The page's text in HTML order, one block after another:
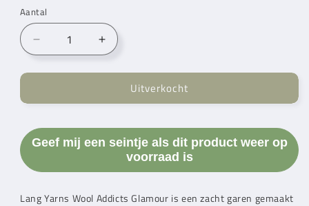
Aantal
Aantal
verlagen
voor
Yarns
Addicts
Glamour
(0023)
Aantal
verhogen
voor
Yarns
Addicts
Glamour
Silver
(0023)
Uitverkocht
Geef mij een seintje als dit product weer op
voorraad is
Lang Yarns Wool Addicts Glamour is een zacht garen gemaakt